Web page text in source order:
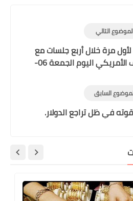
التالي
مرة خلال أربع جلسات مع
ترقب تقرير الوظائف الأمريكي اليوم الجمعة 06-
السابق
في ظل تراجع الدولار.